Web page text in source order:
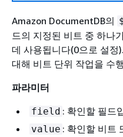
Amazon DocumentDB의
드의 지정된 비트 중 하나
데 사용됩니다(0으로 설정
대해 비트 단위 작업을 수
파라미터
field : 확인할 필드
value : 확인할 비트